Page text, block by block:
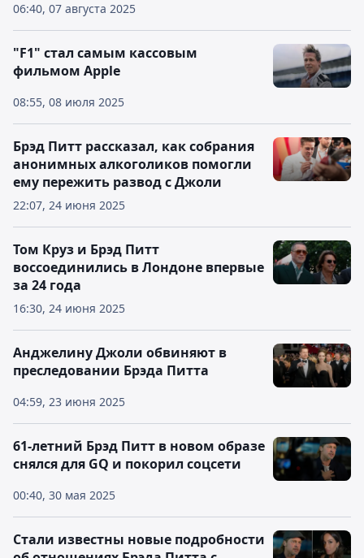
06:40, 07 августа 2025
08:55, 08 июля 2025
"F1" стал самым кассовым
фильмом Apple
22:07, 24 июня 2025
Брэд Питт рассказал, как собрания
анонимных алкоголиков помогли
ему пережить развод с Джоли
16:30, 24 июня 2025
Том Круз и Брэд Питт
воссоединились в Лондоне впервые
за 24 года
04:59, 23 июня 2025
Анджелину Джоли обвиняют в
преследовании Брэда Питта
00:40, 30 мая 2025
61-летний Брэд Питт в новом образе
снялся для GQ и покорил соцсети
Стали известны новые подробности